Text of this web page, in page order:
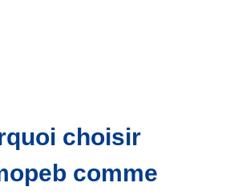
choisir
comme